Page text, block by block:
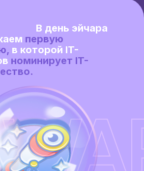
вырасти
первую
в которой IT-
номинирует IT-
В день эйчара